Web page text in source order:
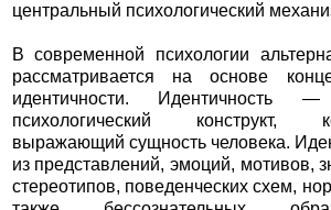
центральный психологический
В современной психологии
рассматривается на основе
идентичности. Идентичность
психологический конструкт,
выражающий сущность человека.
из представлений, эмоций, мотивов,
стереотипов, поведенческих схем,